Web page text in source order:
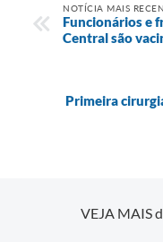
NOTÍCIA MAIS
Funcionários e
Central são
Primeira
VEJA MAIS